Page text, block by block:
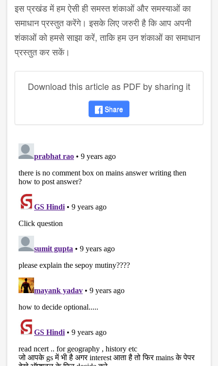
इस प्रखंड में हम ऐसी ही समस्त शंकाओं और समस्याओं का
समाधान प्रस्तुत करेंगे। इसके लिए जरुरी है कि आप अपनी
शंकाओं को हमसे साझा करें, ताकि हम उन शंकाओं का समाधान
प्रस्तुत कर सकें।
Download this article as PDF by sharing it
Share